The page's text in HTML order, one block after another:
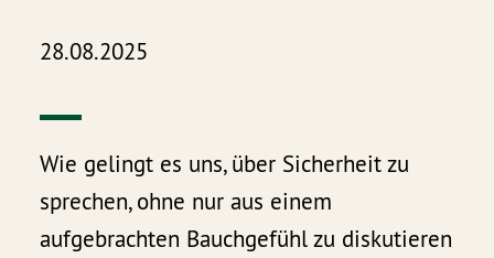
28.08.2025
Wie gelingt es uns, über Sicherheit zu
sprechen, ohne nur aus einem
aufgebrachten Bauchgefühl zu diskutieren